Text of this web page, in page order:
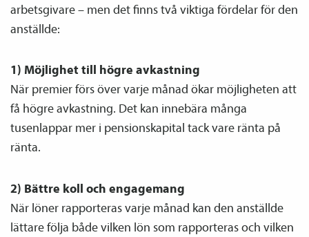
arbetsgivare – men det finns två viktiga fördelar för den
anställde:
1) Möjlighet till högre avkastning
När premier förs över varje månad ökar möjligheten att
få högre avkastning. Det kan innebära många
tusenlappar mer i pensions­kapital tack vare ränta på
ränta.
2) Bättre koll och engagemang
När löner rapporteras varje månad kan den anställde
lättare följa både vilken lön som rapporteras och vilken